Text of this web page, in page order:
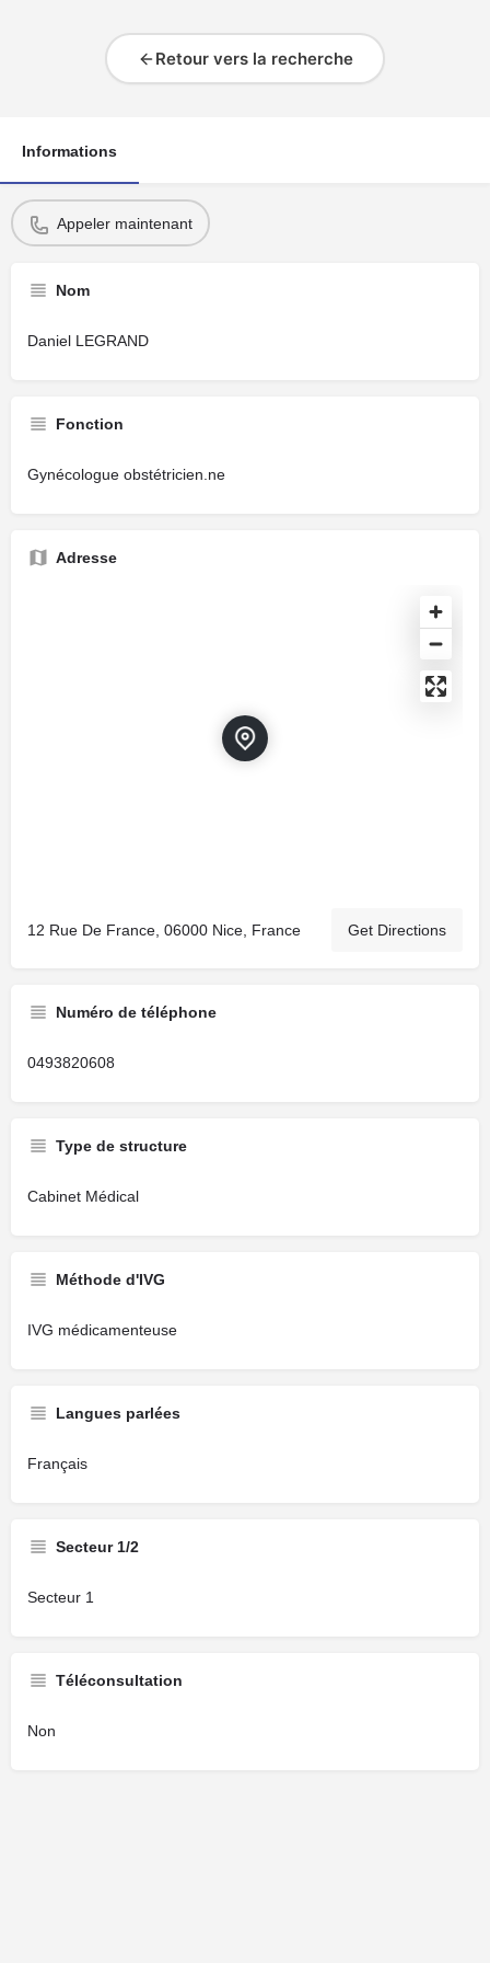
Retour vers la recherche
Informations
Appeler maintenant
Nom
Daniel LEGRAND
Fonction
Gynécologue obstétricien.ne
Adresse
12 Rue De France, 06000 Nice, France Get Directions
Numéro de téléphone
0493820608
Type de structure
Cabinet Médical
Méthode d'IVG
IVG médicamenteuse
Langues parlées
Français
Secteur 1/2
Secteur 1
Téléconsultation
Non